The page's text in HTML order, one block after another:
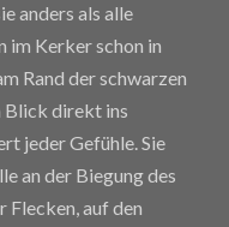
anders als alle
im Kerker schon in
Rand der schwarzen
Blick direkt ins
jeder Gefühle. Sie
an der Biegung des
Flecken, auf den